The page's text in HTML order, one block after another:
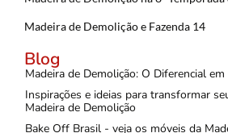
Madeira de Demolição e Fazenda 14
Blog
Madeira de Demolição: O Diferencial
Inspirações e ideias para transformar
Madeira de Demolição
Bake Off Brasil - veja os móveis da